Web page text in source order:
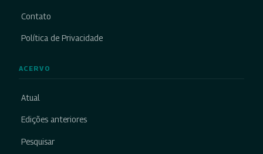
Contato
Política de Privacidade
ACERVO
Atual
Edições anteriores
Pesquisar